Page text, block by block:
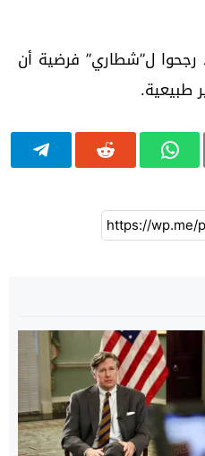
رجحوا ل”شطاري” فرضية أن
طبيعية.